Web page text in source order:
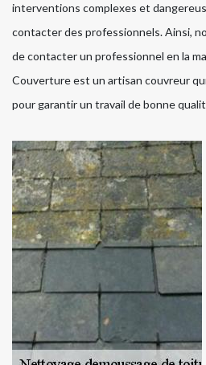
interventions complexes et
contacter des professionnels. Ainsi,
de contacter un professionnel en la
Couverture est un artisan couvreur
pour garantir un travail de bonne